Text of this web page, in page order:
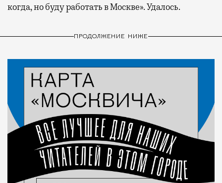
когда, но буду работать в Москве». Удалось.
ПРОДОЛЖЕНИЕ НИЖЕ